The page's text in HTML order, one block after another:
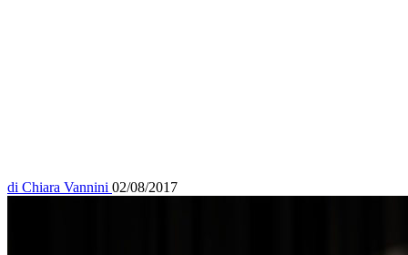
di Chiara Vannini 02/08/2017